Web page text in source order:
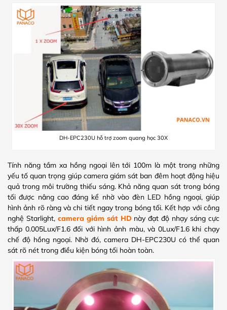
DH-EPC230U hỗ trợ zoom quang học 30X
Tính năng tầm xa hồng ngoại lên tới 100m là một trong những
yếu tố quan trọng giúp camera giám sát ban đêm hoạt động hiệu
quả trong môi trường thiếu sáng. Khả năng quan sát trong bóng
tối được nâng cao đáng kể nhờ vào đèn LED hồng ngoại, giúp
hình ảnh rõ ràng và chi tiết ngay trong bóng tối. Kết hợp với công
nghệ Starlight, camera giám sát HD nàyđạt độ nhạy sáng cực
thấp 0.005Lux/F1.6 đối với hình ảnh màu, và 0Lux/F1.6 khi chạy
chế độ hồng ngoại. Nhờ đó, camera DH-EPC230U có thể quan
sát rõ nét trong điều kiện bóng tối hoàn toàn.